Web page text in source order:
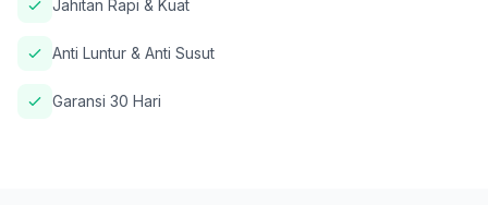
Jahitan Rapi & Kuat
Anti Luntur & Anti Susut
Garansi 30 Hari